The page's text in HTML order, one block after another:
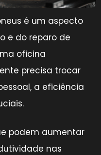
é um aspecto
e do reparo de
oficina
precisa trocar
a eficiência
podem aumentar
nas